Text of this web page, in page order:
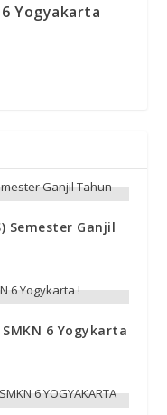
6 Yogyakarta
Semester Ganjil
6 Yogykarta